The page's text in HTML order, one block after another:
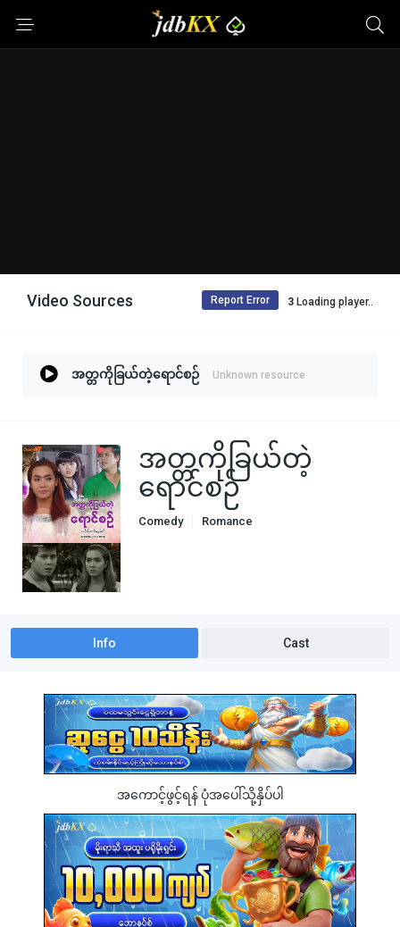
Video Sources 2 Loading player..
Report Error
အတ္တကိုခြယ်တဲ့ရောင်စဉ် Unknown resource
အတ္တကိုခြယ်တဲ့
ရောင်စဉ်
Comedy Romance
Info Cast
အကောင့်ဖွင့်ရန် ပုံအပေါ်သို့နှိပ်ပါ